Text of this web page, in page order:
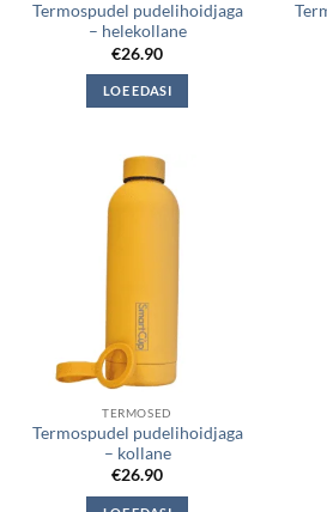
Termospudel pudelihoidjaga
– helekollane
€26.90
LOE EDASI
TERMOSED
Termospudel pudelihoidjaga
– kollane
€26.90